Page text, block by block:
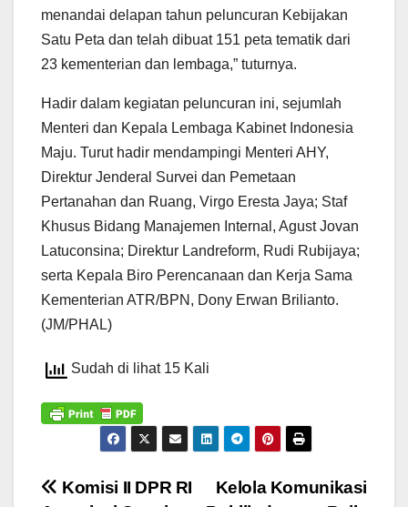
menandai delapan tahun peluncuran Kebijakan
Satu Peta dan telah dibuat 151 peta tematik dari
23 kementerian dan lembaga,” tuturnya.
Hadir dalam kegiatan peluncuran ini, sejumlah
Menteri dan Kepala Lembaga Kabinet Indonesia
Maju. Turut hadir mendampingi Menteri AHY,
Direktur Jenderal Survei dan Pemetaan
Pertanahan dan Ruang, Virgo Eresta Jaya; Staf
Khusus Bidang Manajemen Internal, Agust Jovan
Latuconsina; Direktur Landreform, Rudi Rubijaya;
serta Kepala Biro Perencanaan dan Kerja Sama
Kementerian ATR/BPN, Dony Erwan Brilianto.
(JM/PHAL)
Sudah di lihat 15 Kali
Navigasi
Kelola Komunikasi
Komisi II DPR RI